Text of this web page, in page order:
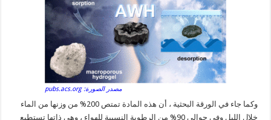
مصدر الصورة: pubs.acs.org
وكما جاء في الورقة البحثية ، أن هذه المادة تمتص 200% من وزنها من الماء
خلال الليل وفي حوالي 90% من الرطوبة النسبية للهواء ، وهي ذاتها تستطيع